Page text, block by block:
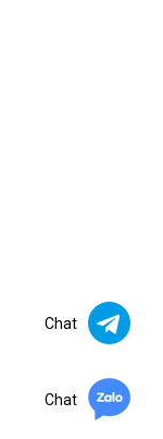
Chat
Chat